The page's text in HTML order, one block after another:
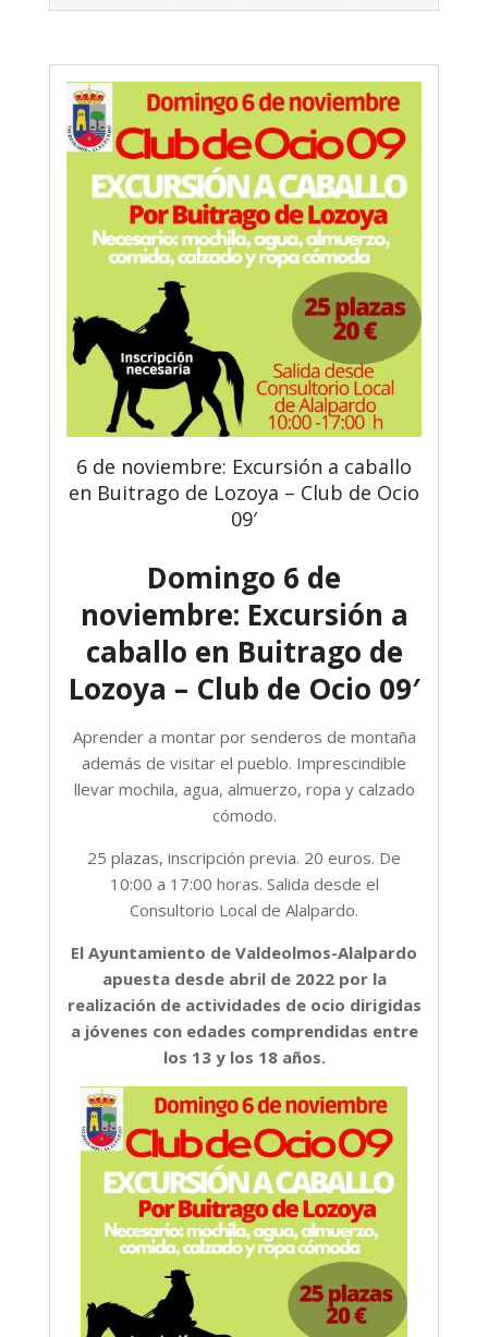
6 de noviembre: Excursión a caballo
en Buitrago de Lozoya – Club de Ocio
09′
Domingo 6 de
noviembre: Excursión a
caballo en Buitrago de
Lozoya – Club de Ocio 09′
Aprender a montar por senderos de montaña
además de visitar el pueblo. Imprescindible
llevar mochila, agua, almuerzo, ropa y calzado
cómodo.
25 plazas, inscripción previa. 20 euros. De
10:00 a 17:00 horas. Salida desde el
Consultorio Local de Alalpardo.
El Ayuntamiento de Valdeolmos-Alalpardo
apuesta desde abril de 2022 por la
realización de actividades de ocio dirigidas
a jóvenes con edades comprendidas entre
los 13 y los 18 años.